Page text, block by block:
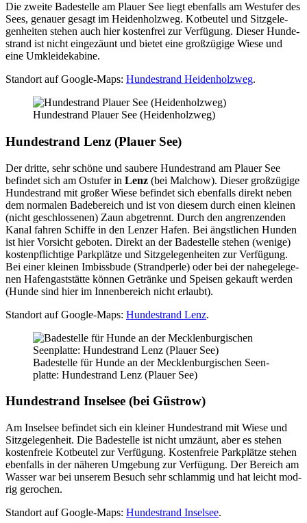
Die zwei­te Bade­stel­le am Plau­er See liegt eben­falls am West­ufer des
Sees, genau­er gesagt im Hei­den­holz­weg. Kot­beu­tel und Sitz­ge­le­
gen­hei­ten ste­hen auch hier kos­ten­frei zur Ver­fü­gung. Die­ser Hun­de­
strand ist nicht ein­ge­zäunt und bie­tet eine groß­zü­gi­ge Wie­se und
eine Umklei­de­ka­bi­ne.
Stand­ort auf Goog­le-Maps: Hun­de­strand Hei­den­holz­weg.
Hun­de­strand Plau­er See (Hei­den­holz­weg)
Hun­de­strand Lenz (Plau­er See)
Der drit­te, sehr schö­ne und sau­be­re Hun­de­strand am Plau­er See
befin­det sich am Ost­ufer in Lenz (bei Mal­chow). Die­ser groß­zü­gi­ge
Hun­de­strand mit gro­ßer Wie­se befin­det sich eben­falls direkt neben
dem nor­ma­len Bade­be­reich und ist von die­sem durch einen klei­nen
(nicht geschlos­se­nen) Zaun abge­trennt. Durch den angren­zen­den
Kanal fah­ren Schif­fe in den Len­zer Hafen. Bei ängst­li­chen Hun­den
ist hier Vor­sicht gebo­ten. Direkt an der Bade­stel­le ste­hen (weni­ge)
kos­ten­pflich­ti­ge Park­plät­ze und Sitz­ge­le­gen­hei­ten zur Ver­fü­gung.
Bei einer klei­nen Imbiss­bu­de (Strand­per­le) oder bei der nahe­ge­le­ge­
nen Hafen­gast­stät­te kön­nen Geträn­ke und Spei­sen gekauft wer­den
(Hun­de sind hier im Innen­be­reich nicht erlaubt).
Stand­ort auf Goog­le-Maps: Hun­de­strand Lenz.
Bade­stel­le für Hun­de an der Meck­len­bur­gi­schen Seen­
plat­te: Hun­de­strand Lenz (Plau­er See)
Hun­de­strand Insel­see (bei Güs­trow)
Am Insel­see befin­det sich ein klei­ner Hun­de­strand mit Wie­se und
Sitz­ge­le­gen­heit. Die Bade­stel­le ist nicht umzäunt, aber es ste­hen
kos­ten­freie Kot­beu­tel zur Ver­fü­gung. Kos­ten­freie Park­plät­ze ste­hen
eben­falls in der nähe­ren Umge­bung zur Ver­fü­gung. Der Bereich am
Was­ser war bei unse­rem Besuch sehr schlam­mig und hat leicht mod­
rig gero­chen.
Stand­ort auf Goog­le-Maps: Hun­de­strand Insel­see.